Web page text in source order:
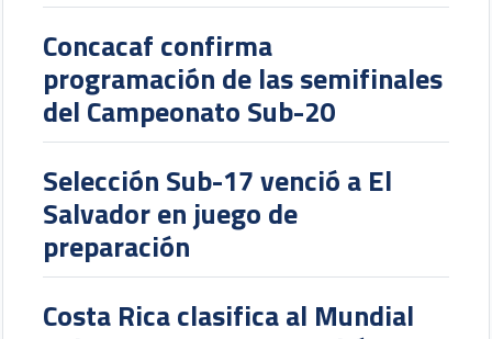
Concacaf confirma
programación de las semifinales
del Campeonato Sub-20
Selección Sub-17 venció a El
Salvador en juego de
preparación
Costa Rica clasifica al Mundial